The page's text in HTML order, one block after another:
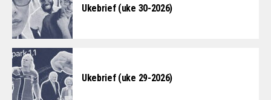
Ukebrief (uke 30-2026)
Ukebrief (uke 29-2026)